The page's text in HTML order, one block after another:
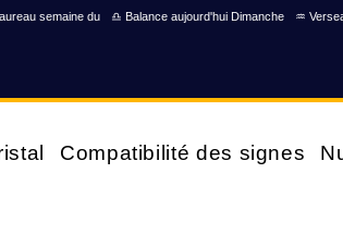
semaine du ♎ Balance aujourd'hui Dimanche ♒
Compatibilité des signes